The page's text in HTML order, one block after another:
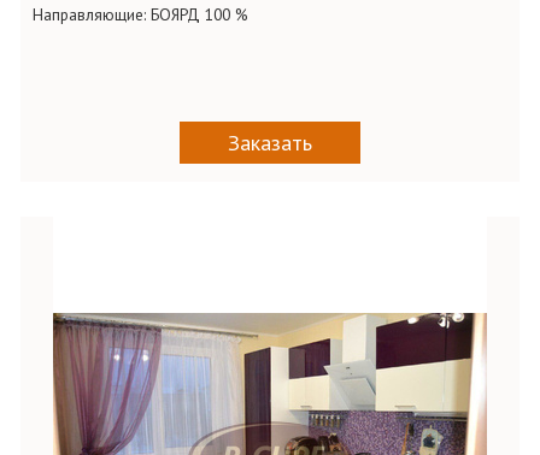
Направляющие: БОЯРД 100 %
Заказать